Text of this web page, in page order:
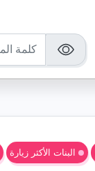
البنات الأكثر زيارة